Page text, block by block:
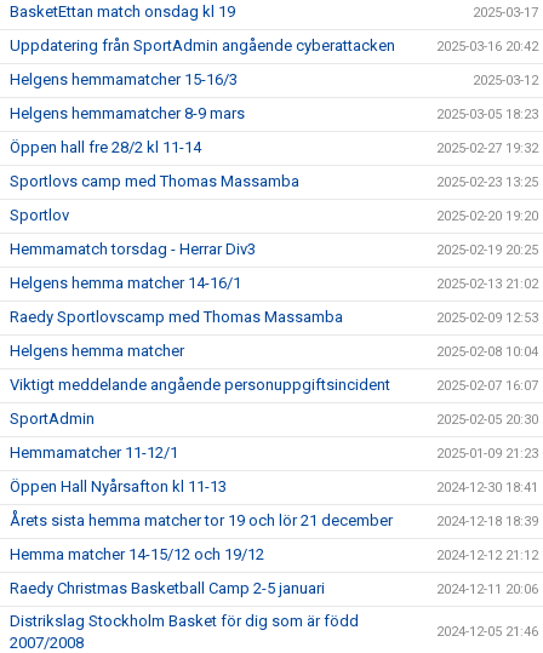
BasketEttan match onsdag kl 19 2025-03-17
Uppdatering från SportAdmin angående cyberattacken 2025-03-16 20:42
Helgens hemmamatcher 15-16/3 2025-03-12
Helgens hemmamatcher 8-9 mars 2025-03-05 18:23
Öppen hall fre 28/2 kl 11-14 2025-02-27 19:32
Sportlovs camp med Thomas Massamba 2025-02-23 13:25
Sportlov 2025-02-20 19:20
Hemmamatch torsdag - Herrar Div3 2025-02-19 20:25
Helgens hemma matcher 14-16/1 2025-02-13 21:02
Raedy Sportlovscamp med Thomas Massamba 2025-02-09 12:53
Helgens hemma matcher 2025-02-08 10:04
Viktigt meddelande angående personuppgiftsincident 2025-02-07 16:07
SportAdmin 2025-02-05 20:30
Hemmamatcher 11-12/1 2025-01-09 21:23
Öppen Hall Nyårsafton kl 11-13 2024-12-30 18:41
Årets sista hemma matcher tor 19 och lör 21 december 2024-12-18 18:39
Hemma matcher 14-15/12 och 19/12 2024-12-12 21:12
Raedy Christmas Basketball Camp 2-5 januari 2024-12-11 20:06
Distrikslag Stockholm Basket för dig som är född
2007/2008
2024-12-05 21:46